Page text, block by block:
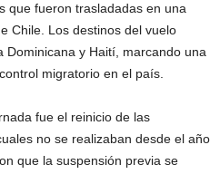
que fueron trasladadas en una
Chile. Los destinos del vuelo
Dominicana y Haití, marcando una
migratorio en el país.
fue el reinicio de las
no se realizaban desde el año
que la suspensión previa se